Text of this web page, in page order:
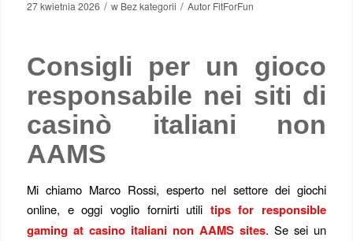
27 kwietnia 2026 / w Bez kategorii / Autor FitForFun
Consigli per un gioco
responsabile nei siti di
casinò italiani non
AAMS
Mi chiamo Marco Rossi, esperto nel settore dei giochi
online, e oggi voglio fornirti utili tips for responsible
gaming at casino italiani non AAMS sites. Se sei un